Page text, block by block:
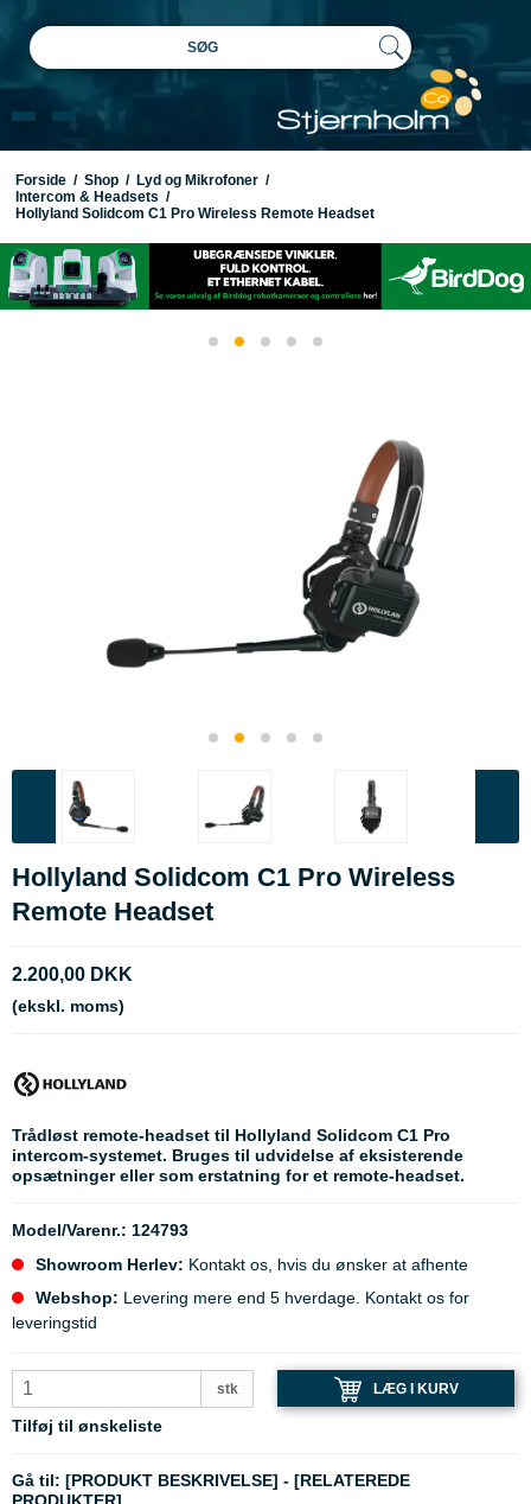
SØG
Forside / Shop / Lyd og Mikrofoner /
Intercom & Headsets /
Hollyland Solidcom C1 Pro Wireless Remote Headset
Hollyland Solidcom C1 Pro Wireless
Remote Headset
2.200,00 DKK
(ekskl. moms)
Trådløst remote-headset til Hollyland Solidcom C1 Pro
intercom-systemet. Bruges til udvidelse af eksisterende
opsætninger eller som erstatning for et remote-headset.
Model/Varenr.: 124793
Showroom Herlev: Kontakt os, hvis du ønsker at afhente
Webshop: Levering mere end 5 hverdage. Kontakt os for
leveringstid
stk LÆG I KURV
Tilføj til ønskeliste
Gå til: [PRODUKT BESKRIVELSE] - [RELATEREDE